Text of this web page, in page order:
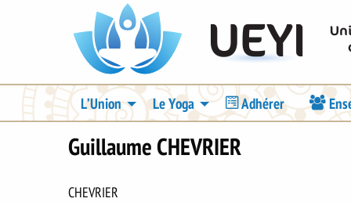
UEYI
Navigation
principale
L’Union Le Yoga Adhérer
Guillaume CHEVRIER
CHEVRIER